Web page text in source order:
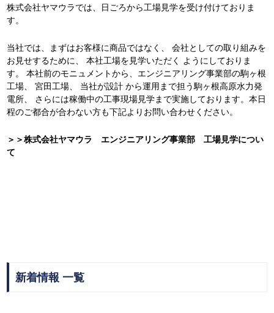
株式会社ヤマウラでは、日ごろから工場見学を受け付けておりま
す。
当社では、まずはお客様に商品ではなく、 会社としての取り組みを
お見せするために、 本社工場を見学いただく ようにしておりま
す。 本社前のモニュメントから、エンジニアリング事業部の駒ヶ根
工場、 宮田工場、 当社が設計 から運用まで担う駒ヶ根高原水力発
電所、 さらには稼働中の工事現場見学まで実施しております。本日
程のご都合が合わない方も下記よりお問い合わせください。
＞＞株式会社ヤマウラ エンジニアリング事業部 工場見学につい
て
新着情報 一覧